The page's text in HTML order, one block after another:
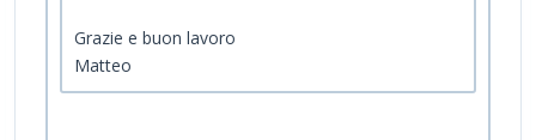
Grazie e buon lavoro
Matteo